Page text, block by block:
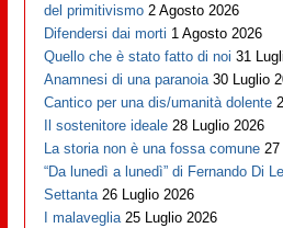
del primitivismo 2 Agosto 2026
Difendersi dai morti 1 Agosto 2026
Quello che è stato fatto di noi 31
Anamnesi di una paranoia 30 Luglio
Cantico per una dis/umanità dolente
Il sostenitore ideale 28 Luglio 2026
La storia non è una fossa comune
“Da lunedì a lunedì” di Fernando Di
Settanta 26 Luglio 2026
I malaveglia 25 Luglio 2026